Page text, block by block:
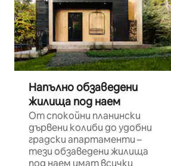
Напълно обзаведени
жилища под наем
От спокойни планински
дървени колиби до удобни
градски апартаменти –
тези обзаведени жилища
под наем имат всички